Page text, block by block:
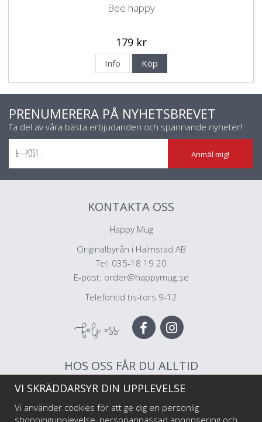
Bee happy
179 kr
Info Köp
PRENUMERERA PÅ NYHETSBREVET
Ta del av våra bästa erbjudanden och spännande nyheter!
Anmäl mig!
KONTAKTA OSS
Happy Mug
Originalbyrån i Halmstad AB
Tel: 035-18 19 20
E-post: order@happymug.se
Telefontid tis-tors 9-12
Följ oss
HOS OSS FÅR DU ALLTID
Muggar av högsta kvalitet
Snabb leverans
Trygg betalning
VI SKRÄDDARSYR DIN UPPLEVELSE
Vi använder cookies för att ge dig en personlig